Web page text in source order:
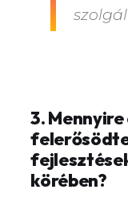
3.
körében?